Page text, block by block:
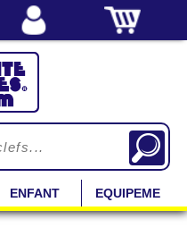
ENFANT EQUIPEMENT